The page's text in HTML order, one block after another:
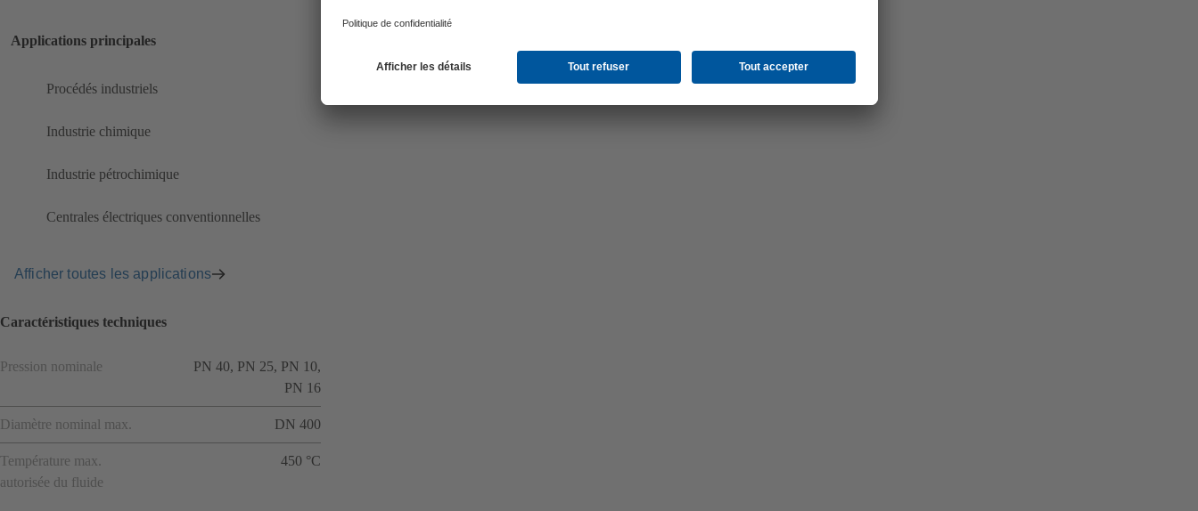
Applications principales
Procédés industriels
Industrie chimique
Industrie pétrochimique
Centrales électriques conventionnelles
Afficher toutes les applications
Caractéristiques techniques
Pression nominale
PN 40, PN 25, PN 10,
PN 16
Diamètre nominal max. DN 400
Température max.
autorisée du fluide
450 °C